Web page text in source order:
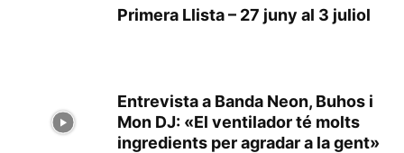
Primera Llista – 27 juny al 3 juliol
Entrevista a Banda Neon, Buhos i
Mon DJ: «El ventilador té molts
ingredients per agradar a la gent»